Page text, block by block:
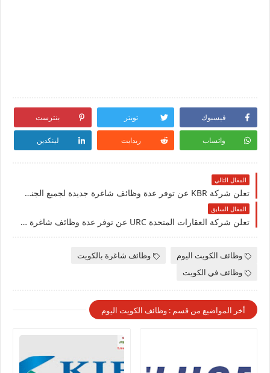
فيسبوك تويتر بنترست
واتساب ريدايت لينكدين
المقال التالي
تعلن شركة KBR عن توفر عدة وظائف شاغرة جديدة لجميع الجنسيات في الكويت
المقال السابق
تعلن ‏شركة العقارات المتحدة URC عن توفر عدة وظائف شاغرة جديدة في مختلف التخصصات للمقيمين والوافدين في الكويت
وظائف الكويت اليوم
وظائف شاغرة بالكويت
وظائف في الكويت
أخر المواضيع من قسم : وظائف الكويت اليوم